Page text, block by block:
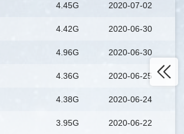
4.45G 2020-07-02
4.42G 2020-06-30
4.96G 2020-06-30
4.36G 2020-06-25
4.38G 2020-06-24
3.95G 2020-06-22